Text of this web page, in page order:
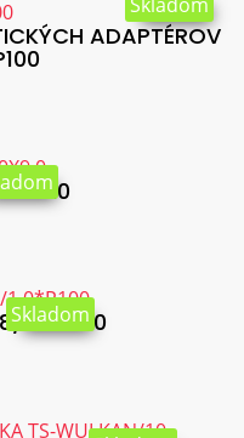
ADAPTÉROV
1.0*P100
Skladom